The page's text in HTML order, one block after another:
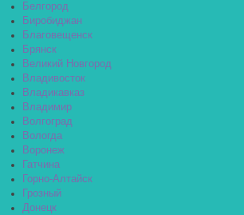
Белгород
Биробиджан
Благовещенск
Брянск
Великий Новгород
Владивосток
Владикавказ
Владимир
Волгоград
Вологда
Воронеж
Гатчина
Горно-Алтайск
Грозный
Донецк